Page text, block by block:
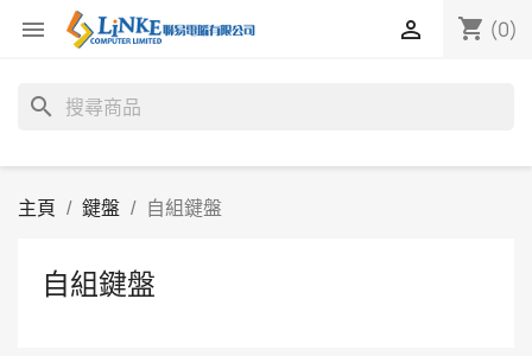
 shopping_cart (0)

search
主頁 鍵盤 自組鍵盤
自組鍵盤